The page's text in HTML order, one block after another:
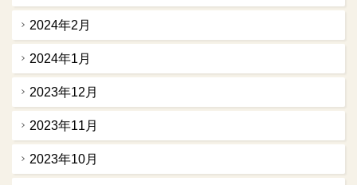
2024年2月
2024年1月
2023年12月
2023年11月
2023年10月